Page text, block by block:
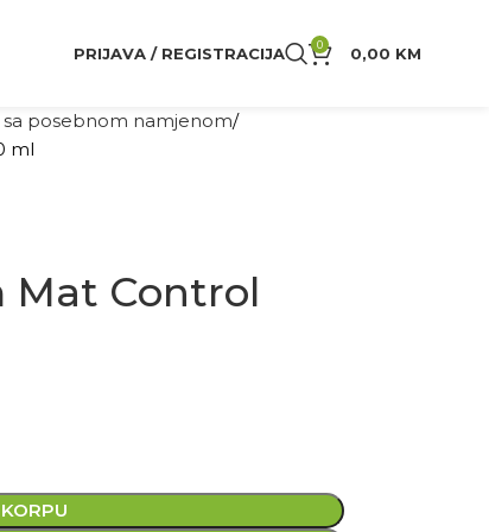
PRIJAVA / REGISTRACIJA 0 0,00 KM
posebnom namjenom
ml
Mat Control